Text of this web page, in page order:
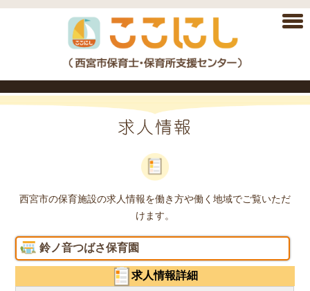
西宮市の保育施設の求人情報を働き方や働く地域でご覧いただ
けます。
鈴ノ音つばさ保育園
求人情報詳細